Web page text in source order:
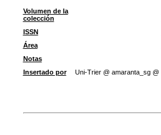
Volumen de la
colección
ISSN
Área
Notas
Insertado por
Uni-Trier @ amaranta_sg @